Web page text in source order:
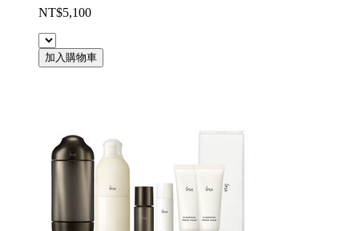
NT$5,100
加入購物車